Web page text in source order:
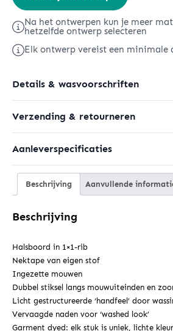
Vintage
aantal
Na het ontwerpen kun je meer
hetzelfde ontwerp selecteren
Elk ontwerp vereist een minimale
Details & wasvoorschriften
Verzending & retourneren
Aanleverspecificaties
Beschrijving Aanvullende
Beschrijving
Halsboord in 1×1-rib
Nektape van eigen stof
Ingezette mouwen
Dubbel stiksel langs mouwuiteinden en
Licht gestructureerde ‘handfeel’ door
Vervaagde naden voor ‘washed look’
Garment dyed: elk stuk is uniek, lichte